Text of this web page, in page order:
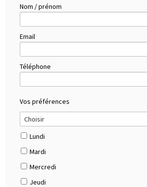
Nom / prénom
Email
Téléphone
Vos préférences
Lundi
Mardi
Mercredi
Jeudi